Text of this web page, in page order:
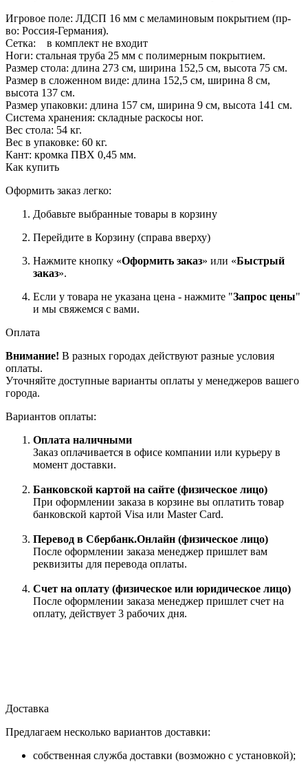
Игровое поле: ЛДСП 16 мм с меламиновым покрытием (пр-
во: Россия-Германия).
Сетка: в комплект не входит
Ноги: стальная труба 25 мм с полимерным покрытием.
Размер стола: длина 273 см, ширина 152,5 см, высота 75 см.
Размер в сложенном виде: длина 152,5 см, ширина 8 см,
высота 137 см.
Размер упаковки: длина 157 см, ширина 9 см, высота 141 см.
Система хранения: складные раскосы ног.
Вес стола: 54 кг.
Вес в упаковке: 60 кг.
Кант: кромка ПВХ 0,45 мм.
Как купить
Оформить заказ легко:
Добавьте выбранные товары в корзину
Перейдите в Корзину (справа вверху)
Нажмите кнопку «Оформить заказ» или «Быстрый
заказ».
Если у товара не указана цена - нажмите "Запрос цены"
и мы свяжемся с вами.
Оплата
Внимание! В разных городах действуют разные условия
оплаты.
Уточняйте доступные варианты оплаты у менеджеров вашего
города.
Вариантов оплаты:
Оплата наличными
Заказ оплачивается в офисе компании или курьеру в
момент доставки.
Банковской картой на сайте (физическое лицо)
При оформлении заказа в корзине вы оплатить товар
банковской картой Visa или Master Card.
Перевод в Сбербанк.Онлайн (физическое лицо)
После оформлении заказа менеджер пришлет вам
реквизиты для перевода оплаты.
Счет на оплату (физическое или юридическое лицо)
После оформлении заказа менеджер пришлет счет на
оплату, действует 3 рабочих дня.
Доставка
Предлагаем несколько вариантов доставки:
собственная служба доставки (возможно с установкой);